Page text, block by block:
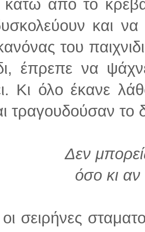
κάτω από το
και
του
έπρεπε να
Κι όλο έκανε
τραγουδούσαν το
Δεν
όσο κι
σειρήνες